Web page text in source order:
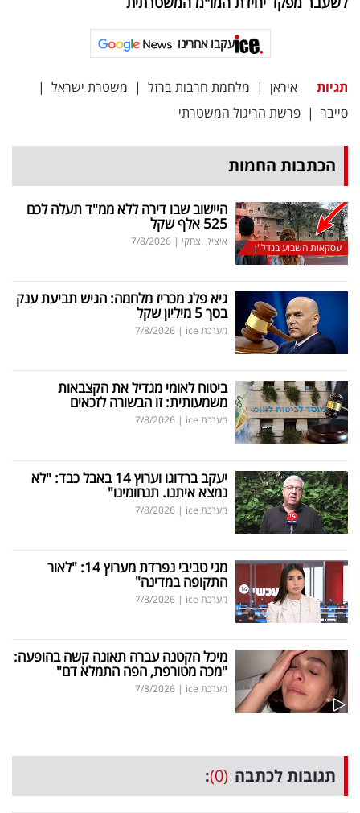
עקבו אחרינו
תגיות איראן | מלחמת חרבות ברזל | משטרת ישראל |
סייבר | פרשת הריגול המשטרתי
הכתבות החמות
עסקאות השבוע בנדל"ן
היישוב שבו דירה ללא ממ"ד תעלה לכם
525 אלף שקל
איציק יצחקי |
7/8/2026
גיא פלג מכריז מלחמה: הגיש תביעת ענק
בסך 5 מיליון שקל
מערכת ice |
7/8/2026
ביטוח לאומי מגדיל את הקצבאות
משמעותית: זו הבשורה לזכאים
מערכת ice |
7/8/2026
יעקב ברדוגו וערוץ 14 באבל כבד: "לא
נמצא איתנו. תנחומינו"
מערכת ice |
7/8/2026
מגי טביבי נפרדת מערוץ 14: "לאור
התקופה במדינה"
מערכת ice |
7/8/2026
מיכל הקטנה עברה תאונה קשה בהופעה:
"מכה מטורפת, הפה התמלא דם"
מערכת ice |
7/8/2026
תגובות לכתבה (0)
: